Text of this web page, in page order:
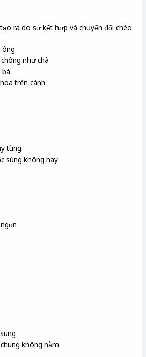
tạo ra do sự kết hợp và chuyển đổi chéo
như chà
trên cành
tùng
sùng không hay
không nằm.